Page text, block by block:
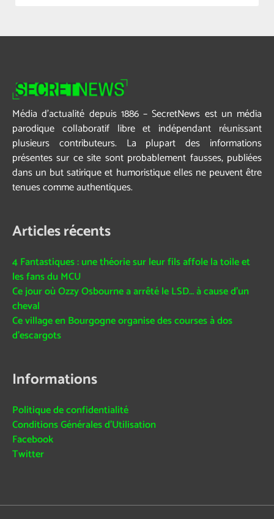
Média d’actualité depuis 1886 – SecretNews est un média
parodique collaboratif libre et indépendant réunissant
plusieurs contributeurs. La plupart des informations
présentes sur ce site sont probablement fausses, publiées
dans un but satirique et humoristique elles ne peuvent être
tenues comme authentiques.
Articles récents
4 Fantastiques : une théorie sur leur fils affole la toile et
les fans du MCU
Ce jour où Ozzy Osbourne a arrêté le LSD… à cause d’un
cheval
Ce village en Bourgogne organise des courses à dos
d’escargots
Informations
Politique de confidentialité
Conditions Générales d’Utilisation
Facebook
Twitter